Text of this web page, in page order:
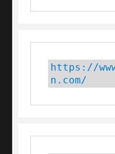
https://
n.com/